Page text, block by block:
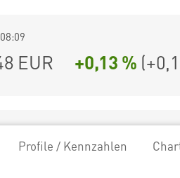
EUR +0,13 % (
Profile / Kennzahlen